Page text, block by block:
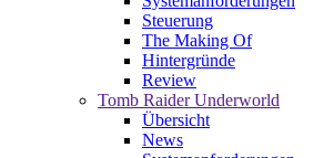
Steuerung
The Making Of
Hintergründe
Review
Tomb Raider Underworld
Übersicht
News